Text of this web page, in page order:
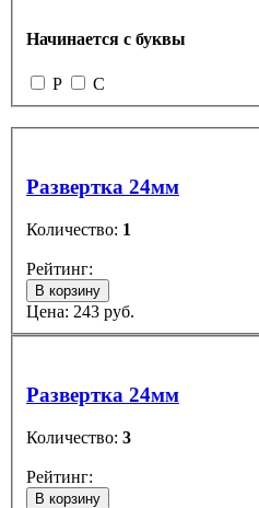
Начинается с буквы
Р С
Развертка 24мм
Количество: 1
Рейтинг:
В корзину
Цена: 243 руб.
Развертка 24мм
Количество: 3
Рейтинг:
В корзину